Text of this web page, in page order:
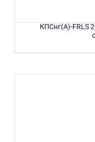
КПСнг(А)-FRLS